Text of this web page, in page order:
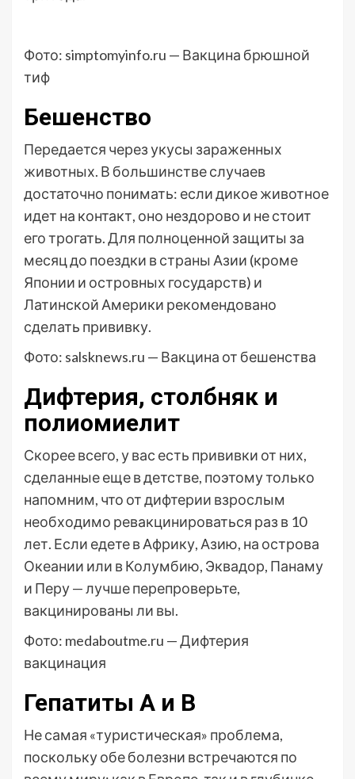
Фото: simptomyinfo.ru — Вакцина брюшной
тиф
Бешенство
Передается через укусы зараженных
животных. В большинстве случаев
достаточно понимать: если дикое животное
идет на контакт, оно нездорово и не стоит
его трогать. Для полноценной защиты за
месяц до поездки в страны Азии (кроме
Японии и островных государств) и
Латинской Америки рекомендовано
сделать прививку.
Фото: salsknews.ru — Вакцина от бешенства
Дифтерия, столбняк и
полиомиелит
Скорее всего, у вас есть прививки от них,
сделанные еще в детстве, поэтому только
напомним, что от дифтерии взрослым
необходимо ревакцинироваться раз в 10
лет. Если едете в Африку, Азию, на острова
Океании или в Колумбию, Эквадор, Панаму
и Перу — лучше перепроверьте,
вакцинированы ли вы.
Фото: medaboutme.ru — Дифтерия
вакцинация
Гепатиты А и В
Не самая «туристическая» проблема,
поскольку обе болезни встречаются по